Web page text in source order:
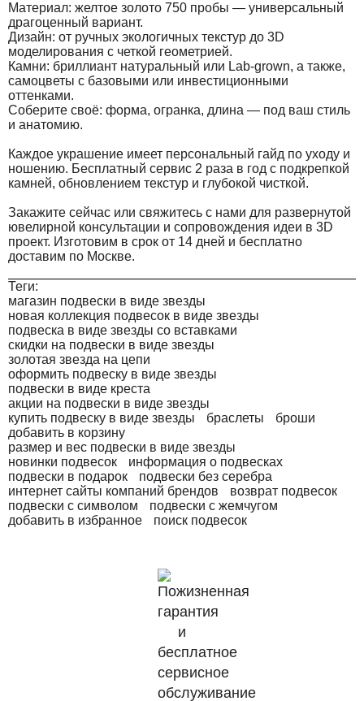
Материал: желтое золото 750 пробы — универсальный
драгоценный вариант.
Дизайн: от ручных экологичных текстур до 3D
моделирования с четкой геометрией.
Камни: бриллиант натуральный или Lab-grown, а также,
самоцветы с базовыми или инвестиционными
оттенками.
Соберите своё: форма, огранка, длина — под ваш стиль
и анатомию.
Каждое украшение имеет персональный гайд по уходу и
ношению. Бесплатный сервис 2 раза в год с подкрепкой
камней, обновлением текстур и глубокой чисткой.
Закажите сейчас или свяжитесь с нами для развернутой
ювелирной консультации и сопровождения идеи в 3D
проект. Изготовим в срок от 14 дней и бесплатно
доставим по Москве.
Теги:
магазин подвески в виде звезды
новая коллекция подвесок в виде звезды
подвеска в виде звезды со вставками
скидки на подвески в виде звезды
золотая звезда на цепи
оформить подвеску в виде звезды
подвески в виде креста
акции на подвески в виде звезды
купить подвеску в виде звезды
браслеты
броши
добавить в корзину
размер и вес подвески в виде звезды
новинки подвесок
информация о подвесках
подвески в подарок
подвески без серебра
интернет сайты компаний брендов
возврат подвесок
подвески с символом
подвески с жемчугом
добавить в избранное
поиск подвесок